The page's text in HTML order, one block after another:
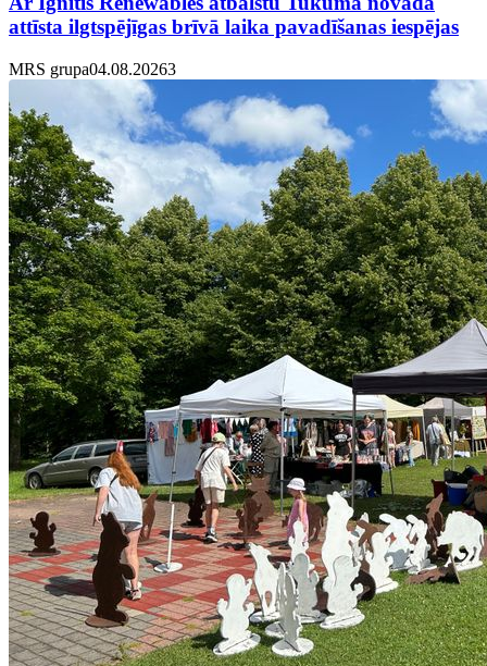
attīsta ilgtspējīgas brīvā laika pavadīšanas iespējas
MRS grupa04.08.20263